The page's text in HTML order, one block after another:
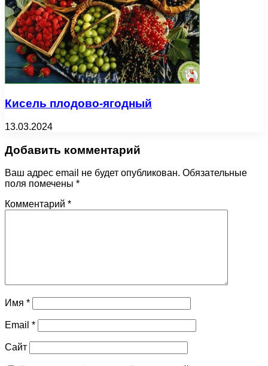
Кисель плодово-ягодный
13.03.2024
Добавить комментарий
Ваш адрес email не будет опубликован. Обязательные
поля помечены *
Комментарий *
Имя *
Email *
Сайт